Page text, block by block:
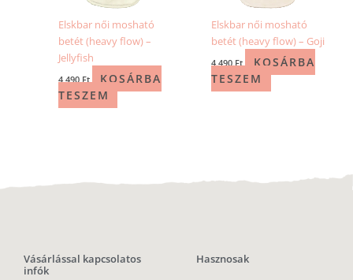
Elskbar női mosható
betét (heavy flow) –
Jellyfish
4 490Ft
KOSÁRBA
TESZEM
Elskbar női mosható
betét (heavy flow) – Goji
4 490Ft
KOSÁRBA
TESZEM
Vásárlással kapcsolatos
infók
Hasznosak